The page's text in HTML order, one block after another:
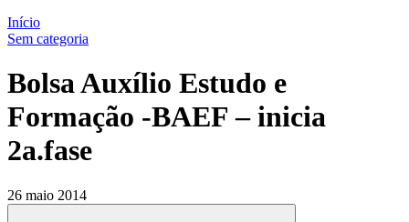
Início
Sem categoria
Bolsa Auxílio Estudo e
Formação -BAEF – inicia
2a.fase
26 maio 2014